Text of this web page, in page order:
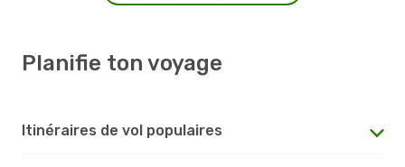
Planifie ton voyage
Itinéraires de vol populaires